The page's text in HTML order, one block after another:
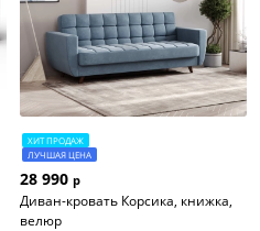
ХИТ ПРОДАЖ
ЛУЧШАЯ ЦЕНА
28 990 р
Диван-кровать Корсика, книжка,
велюр